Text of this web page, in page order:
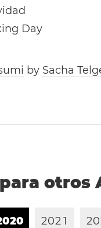
Day
by Sacha
otros
020 2021 20